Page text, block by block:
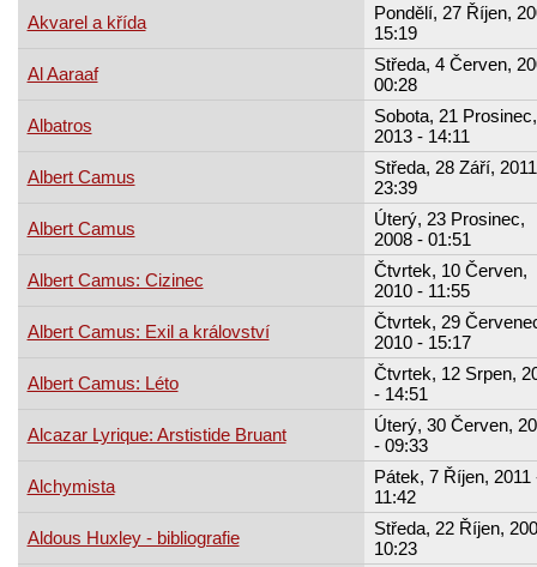
Akvarel a křída
Pondělí, 27 Říjen,
15:19
Al Aaraaf
Středa, 4 Červen,
00:28
Albatros
Sobota, 21 Prosinec,
2013 - 14:11
Albert Camus
Středa, 28 Září,
23:39
Albert Camus
Úterý, 23 Prosinec,
2008 - 01:51
Albert Camus: Cizinec
Čtvrtek, 10 Červen,
2010 - 11:55
Albert Camus: Exil a království
Čtvrtek, 29
2010 - 15:17
Albert Camus: Léto
Čtvrtek, 12 Srpen,
- 14:51
Alcazar Lyrique: Arstistide Bruant
Úterý, 30 Červen,
- 09:33
Alchymista
Pátek, 7 Říjen, 2011
11:42
Aldous Huxley - bibliografie
Středa, 22 Říjen,
10:23